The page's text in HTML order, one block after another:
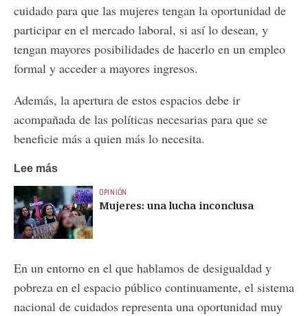
cuidado para que las mujeres tengan la oportunidad de
participar en el mercado laboral, si así lo desean, y
tengan mayores posibilidades de hacerlo en un empleo
formal y acceder a mayores ingresos.
Además, la apertura de estos espacios debe ir
acompañada de las políticas necesarias para que se
beneficie más a quien más lo necesita.
Lee más
OPINIÓN
Mujeres: una lucha inconclusa
En un entorno en el que hablamos de desigualdad y
pobreza en el espacio público continuamente, el sistema
nacional de cuidados representa una oportunidad muy